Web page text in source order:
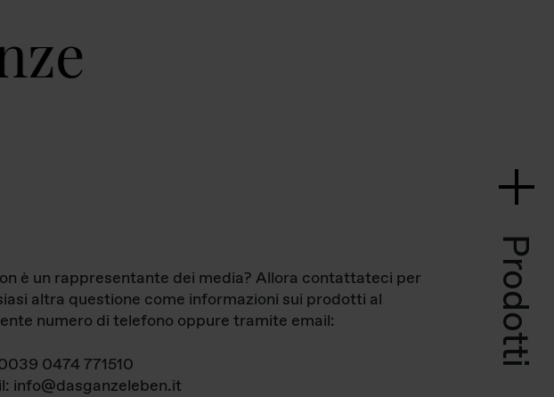
anz
Prodotti
è un rappresentante dei media? Allora contattateci per
altra questione come informazioni sui prodotti al
numero di telefono oppure tramite email:
0474 771510
info@dasganzeleben.it